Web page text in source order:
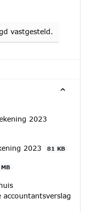
vastgesteld.
2023
2023 81 KB
accountantsverslag